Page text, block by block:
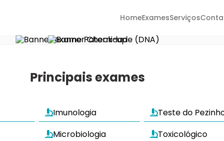
HomeExamesServiços
Principais exames
Imunologia
Microbiologia
Teste do
Toxicológico